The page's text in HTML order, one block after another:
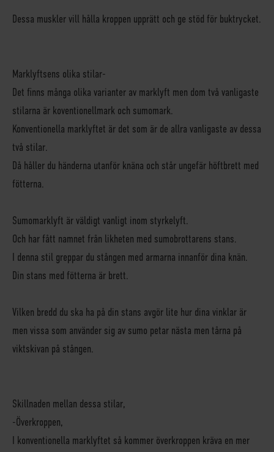
Dessa muskler vill hålla kroppen upprätt och ge stöd för buktrycket.
Marklyftsens olika stilar-
Det finns många olika varianter av marklyft men dom två vanligaste
stilarna är koventionellmark och sumomark.
Konventionella marklyftet är det som är de allra vanligaste av dessa
två stilar.
Då håller du händerna utanför knäna och står ungefär höftbrett med
fötterna.
Sumomarklyft är väldigt vanligt inom styrkelyft.
Och har fått namnet från likheten med sumobrottarens stans.
I denna stil greppar du stången med armarna innanför dina knän.
Din stans med fötterna är brett.
Vilken bredd du ska ha på din stans avgör lite hur dina vinklar är
men vissa som använder sig av sumo petar nästa men tårna på
viktskivan på stången.
Skillnaden mellan dessa stilar,
-Överkroppen,
I konventionella marklyftet så kommer överkroppen kräva en mer